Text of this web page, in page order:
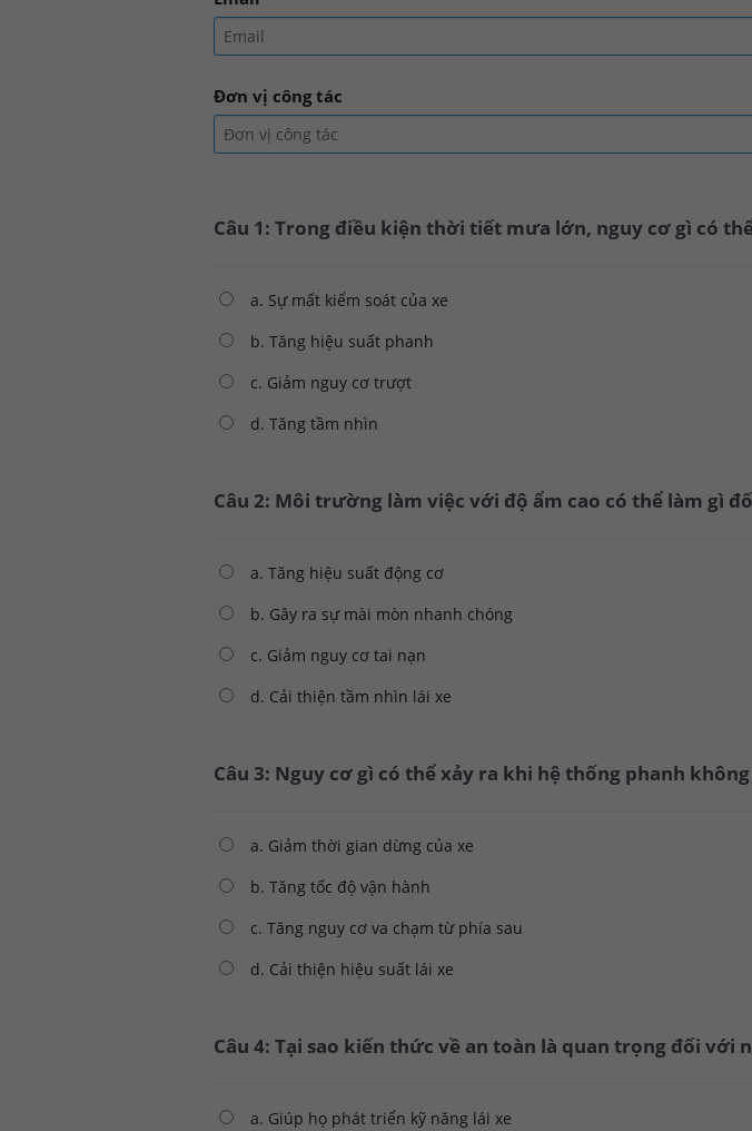
Đơn vị công tác
Câu 1: Trong điều kiện thời tiết mưa lớn, nguy cơ gì có
a. Sự mất kiểm soát của xe
b. Tăng hiệu suất phanh
c. Giảm nguy cơ trượt
d. Tăng tầm nhìn
Câu 2: Môi trường làm việc với độ ẩm cao có thể làm gì
a. Tăng hiệu suất động cơ
b. Gây ra sự mài mòn nhanh chóng
c. Giảm nguy cơ tai nạn
d. Cải thiện tầm nhìn lái xe
Câu 3: Nguy cơ gì có thể xảy ra khi hệ thống phanh
a. Giảm thời gian dừng của xe
b. Tăng tốc độ vận hành
c. Tăng nguy cơ va chạm từ phía sau
d. Cải thiện hiệu suất lái xe
Câu 4: Tại sao kiến thức về an toàn là quan trọng đối với
a. Giúp họ phát triển kỹ năng lái xe